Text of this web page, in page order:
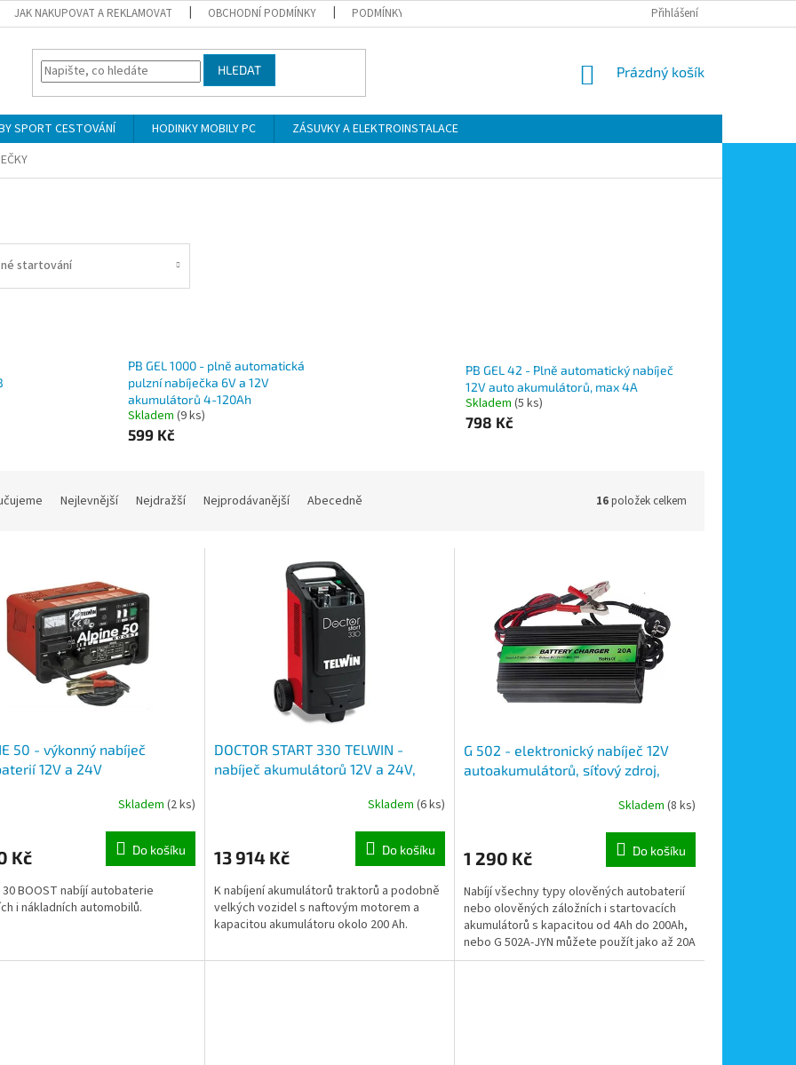
JAK NAKUPOVAT A REKLAMOVAT OBCHODNÍ PODMÍNKY PODMÍNKY OCHRANY OSOBNÍCH ÚDAJŮ MOJE OBJEDNÁVKA
Přihlášení
HLEDAT
NÁKUPNÍ
Prázdný košík
SPORT CESTOVÁNÍ HODINKY MOBILY PC
ZÁSUVKY A ELEKTROINSTALACE
startování
PB GEL 1000 - plně automatická
pulzní nabíječka 6V a 12V
akumulátorů 4-120Ah
Skladem(9 ks)
599 Kč
PB GEL 42 - Plně automatický nabíječ
12V auto akumulátorů, max 4A
Skladem (5 ks)
798 Kč
Nejlevnější Nejdražší Nejprodávanější Abecedně 16položek celkem
50 - výkonný nabíječ
12V a 24V
Skladem (2 ks)
Kč Do košíku
30 BOOST nabíjí autobaterie
i nákladních automobilů.
DOCTOR START 330 TELWIN -
nabíječ akumulátorů 12V a 24V,
Skladem (6 ks)
13 914 Kč Do košíku
K nabíjení akumulátorů traktorů a podobně
velkých vozidel s naftovým motorem a
kapacitou akumulátoru okolo 200 Ah.
G 502 - elektronický nabíječ 12V
autoakumulátorů, síťový zdroj,
Skladem (8 ks)
1 290 Kč Do košíku
Nabíjí všechny typy olověných autobaterií
nebo olověných záložních i startovacích
akumulátorů s kapacitou od 4Ah do 200Ah,
nebo G 502A-JYN můžete použít jako až 20A
zdroj pro...